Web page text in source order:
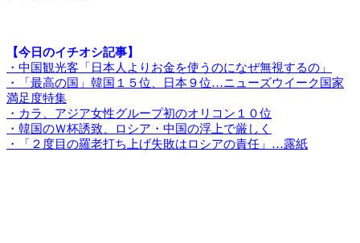
【今日のイチオシ記事】
・中国観光客「日本人よりお金を使うのになぜ無視するの」
・「最高の国」韓国１５位、日本９位…ニューズウイーク国家
満足度特集
・カラ、アジア女性グループ初のオリコン１０位
・韓国のＷ杯誘致、ロシア・中国の浮上で厳しく
・「２度目の羅老打ち上げ失敗はロシアの責任」…露紙